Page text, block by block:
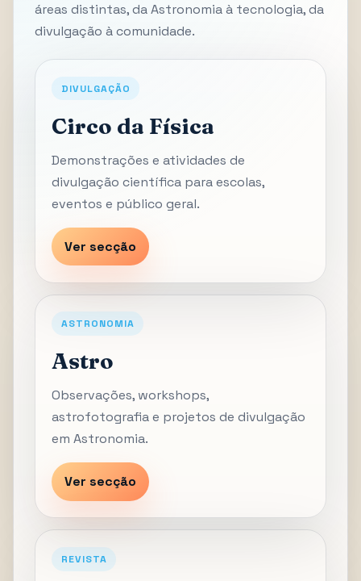
áreas distintas, da Astronomia à tecnologia, da
divulgação à comunidade.
DIVULGAÇÃO
Circo da Física
Demonstrações e atividades de
divulgação científica para escolas,
eventos e público geral.
Ver secção
ASTRONOMIA
Astro
Observações, workshops,
astrofotografia e projetos de divulgação
em Astronomia.
Ver secção
REVISTA